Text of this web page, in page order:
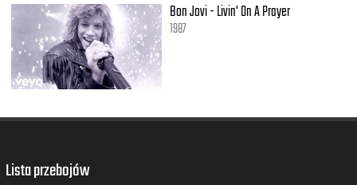
Baby, you're a firework
Come on let your colors burst
Make them go, "Oh, oh, oh"
You're gonna leave them all in awe
Even brighter than the moon, moon, moon
Bon Jovi - Livin' On A Prayer
1987
Lista przebojów